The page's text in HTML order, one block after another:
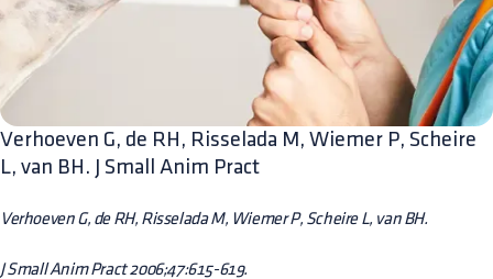
Verhoeven G, de RH, Risselada M, Wiemer P, Scheire
L, van BH. J Small Anim Pract
Verhoeven G, de RH, Risselada M, Wiemer P, Scheire L, van BH.
J Small Anim Pract 2006;47:615-619.